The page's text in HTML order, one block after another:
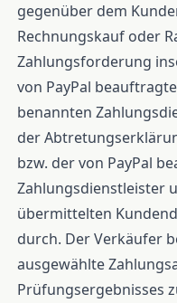
gegenüber dem
Rechnungskauf oder
Zahlungsforderung
von PayPal
benannten
der
bzw. der von PayPal
Zahlungsdienstleister
übermittelten
durch. Der Verkäufer
ausgewählte
Prüfungsergebnisses